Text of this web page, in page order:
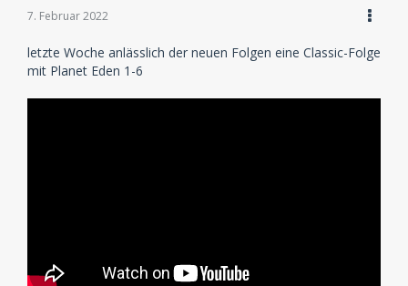
7. Februar 2022
letzte Woche anlässlich der neuen Folgen eine Classic-Folge
mit Planet Eden 1-6